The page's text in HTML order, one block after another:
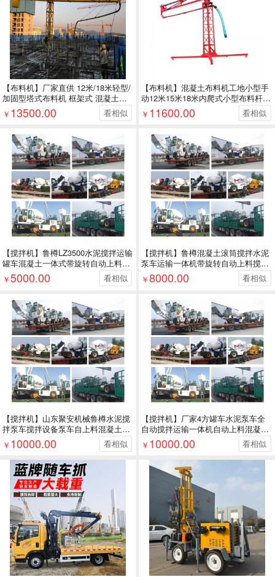
【布料机】厂家直供 12米/18米轻型/
加固型塔式布料机 框架式 混凝土布
料机
￥ 13500.00 看相似
【布料机】混凝土布料机工地小型手
动12米15米18米内爬式小型布料杆工
厂直供
￥ 11600.00 看相似
【搅拌机】鲁樽LZ3500水泥搅拌运输
罐车混凝土一体式带旋转自动上料搅
拌车
￥5000.00 看相似
【搅拌机】鲁樽混凝土滚筒搅拌水泥
泵车运输一体机带旋转自动上料搅拌
￥8000.00 看相似
【搅拌机】山东聚安机械鲁樽水泥搅
拌泵车搅拌设备泵车自上料混凝土搅
拌车
￥ 10000.00 看相似
【搅拌机】厂家4方罐车水泥泵车全
自动搅拌运输一体机自动上料混凝土
搅拌车
￥ 10000.00 看相似